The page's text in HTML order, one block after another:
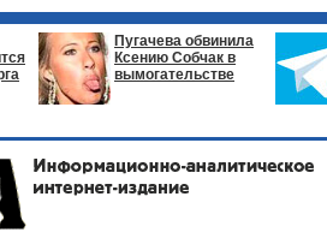
Пугачева обвинила
Ксению Собчак в
вымогательстве